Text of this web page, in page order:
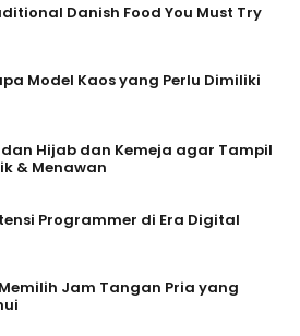
Danish Food You Must Try
Model Kaos yang Perlu Dimiliki
Hijab dan Kemeja agar Tampil
& Menawan
Programmer di Era Digital
Jam Tangan Pria yang